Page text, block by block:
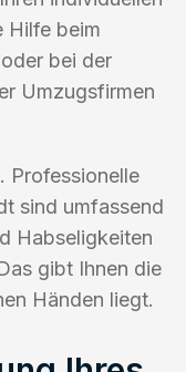
Hilfe beim
bei der
Umzugsfirmen
Professionelle
sind umfassend
Habseligkeiten
gibt Ihnen die
Händen liegt.